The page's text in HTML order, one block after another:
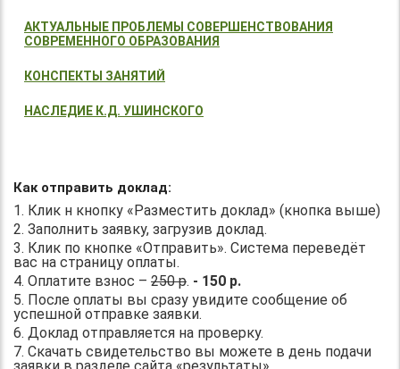
АКТУАЛЬНЫЕ ПРОБЛЕМЫ СОВЕРШЕНСТВОВАНИЯ
СОВРЕМЕННОГО ОБРАЗОВАНИЯ
КОНСПЕКТЫ ЗАНЯТИЙ
НАСЛЕДИЕ К.Д. УШИНСКОГО
Как отправить доклад:
1. Клик н кнопку «Разместить доклад» (кнопка выше)
2. Заполнить заявку, загрузив доклад.
3. Клик по кнопке «Отправить». Система переведёт
вас на страницу оплаты.
4. Оплатите взнос – 250 р. - 150 р.
5. После оплаты вы сразу увидите сообщение об
успешной отправке заявки.
6. Доклад отправляется на проверку.
7. Скачать свидетельство вы можете в день подачи